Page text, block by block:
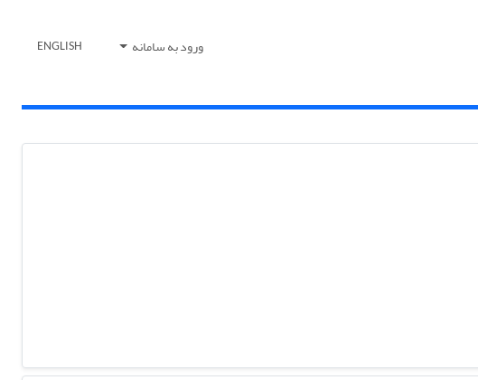
ورود به سامانه ENGLISH